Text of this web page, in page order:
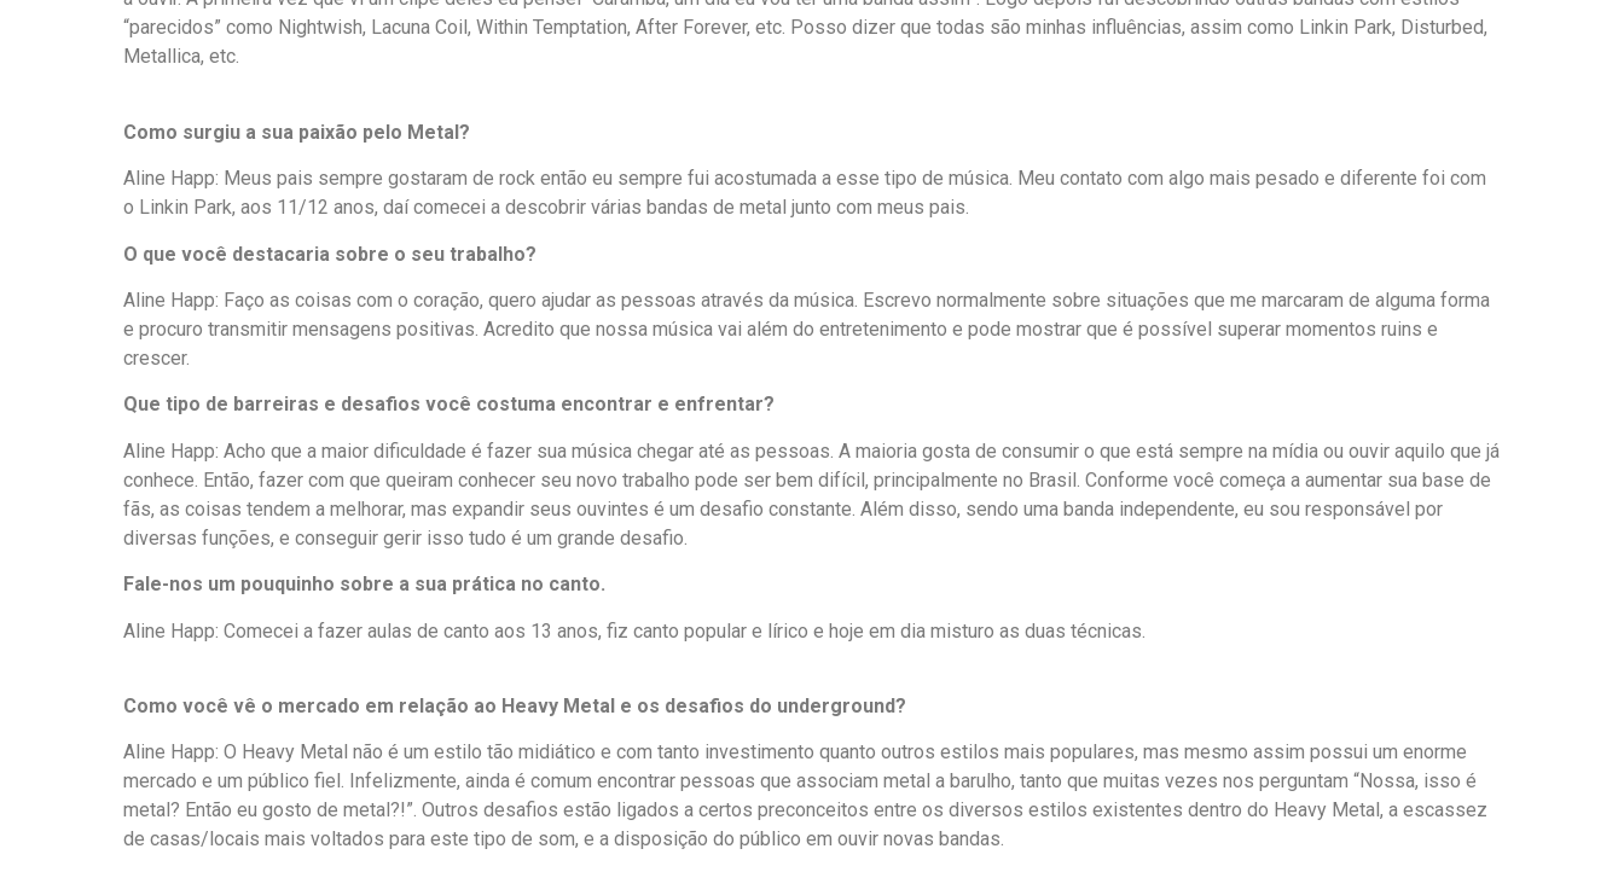
“parecidos” como Nightwish, Lacuna Coil, Within Temptation, After Forever, etc. Posso dizer que todas são minhas influências, assim como Linkin Park, Disturbed,
Metallica, etc.
Como surgiu a sua paixão pelo Metal?
Aline Happ: Meus pais sempre gostaram de rock então eu sempre fui acostumada a esse tipo de música. Meu contato com algo mais pesado e diferente foi com
o Linkin Park, aos 11/12 anos, daí comecei a descobrir várias bandas de metal junto com meus pais.
O que você destacaria sobre o seu trabalho?
Aline Happ: Faço as coisas com o coração, quero ajudar as pessoas através da música. Escrevo normalmente sobre situações que me marcaram de alguma forma
e procuro transmitir mensagens positivas. Acredito que nossa música vai além do entretenimento e pode mostrar que é possível superar momentos ruins e
crescer.
Que tipo de barreiras e desafios você costuma encontrar e enfrentar?
Aline Happ: Acho que a maior dificuldade é fazer sua música chegar até as pessoas. A maioria gosta de consumir o que está sempre na mídia ou ouvir aquilo que já
conhece. Então, fazer com que queiram conhecer seu novo trabalho pode ser bem difícil, principalmente no Brasil. Conforme você começa a aumentar sua base de
fãs, as coisas tendem a melhorar, mas expandir seus ouvintes é um desafio constante. Além disso, sendo uma banda independente, eu sou responsável por
diversas funções, e conseguir gerir isso tudo é um grande desafio.
Fale-nos um pouquinho sobre a sua prática no canto.
Aline Happ: Comecei a fazer aulas de canto aos 13 anos, fiz canto popular e lírico e hoje em dia misturo as duas técnicas.
Como você vê o mercado em relação ao Heavy Metal e os desafios do underground?
Aline Happ: O Heavy Metal não é um estilo tão midiático e com tanto investimento quanto outros estilos mais populares, mas mesmo assim possui um enorme
mercado e um público fiel. Infelizmente, ainda é comum encontrar pessoas que associam metal a barulho, tanto que muitas vezes nos perguntam “Nossa, isso é
metal? Então eu gosto de metal?!”. Outros desafios estão ligados a certos preconceitos entre os diversos estilos existentes dentro do Heavy Metal, a escassez
de casas/locais mais voltados para este tipo de som, e a disposição do público em ouvir novas bandas.